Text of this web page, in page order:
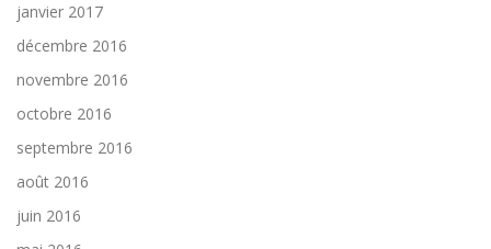
janvier 2017
décembre 2016
novembre 2016
octobre 2016
septembre 2016
août 2016
juin 2016